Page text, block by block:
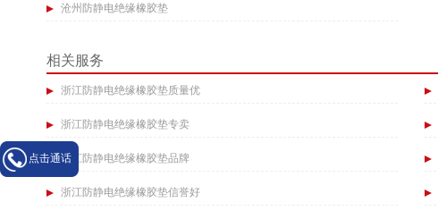
沧州防静电绝缘橡胶垫
相关服务
浙江防静电绝缘橡胶垫质量优
浙江防静电绝缘橡胶垫专卖
浙江防静电绝缘橡胶垫品牌
浙江防静电绝缘橡胶垫信誉好
点击通话